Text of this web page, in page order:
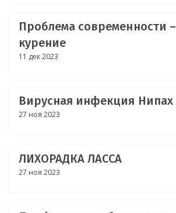
Проблема современности –
курение
11 дек 2023
Вирусная инфекция Нипах
27 ноя 2023
ЛИХОРАДКА ЛАССА
27 ноя 2023